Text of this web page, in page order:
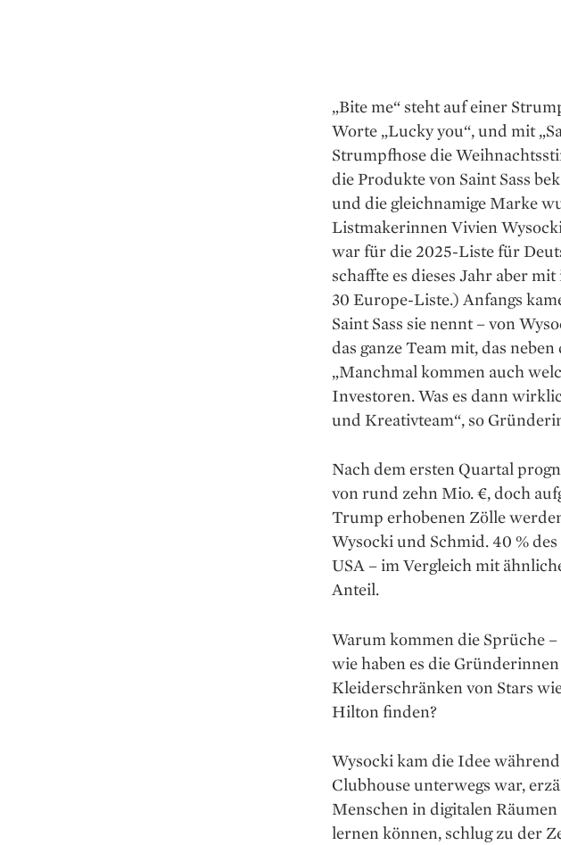
„Bite me“ steht auf einer
Worte „Lucky you“, und mit
Strumpfhose die
die Produkte von Saint Sass
und die gleichnamige Marke
Listmakerinnen Vivien
war für die 2025-Liste für
schaffte es dieses Jahr aber
30 Europe-Liste.) Anfangs
Saint Sass sie nennt – von
das ganze Team mit, das
„Manchmal kommen auch
Investoren. Was es dann
und Kreativteam“, so
Nach dem ersten Quartal
von rund zehn Mio. €, doch
Trump erhobenen Zölle
Wysocki und Schmid. 40 %
USA – im Vergleich mit
Anteil.
Warum kommen die Sprüche
wie haben es die
Kleider­schränken von Stars
Hilton finden?
Wysocki kam die Idee
Clubhouse unterwegs war,
Menschen in digitalen
lernen können, schlug zu der